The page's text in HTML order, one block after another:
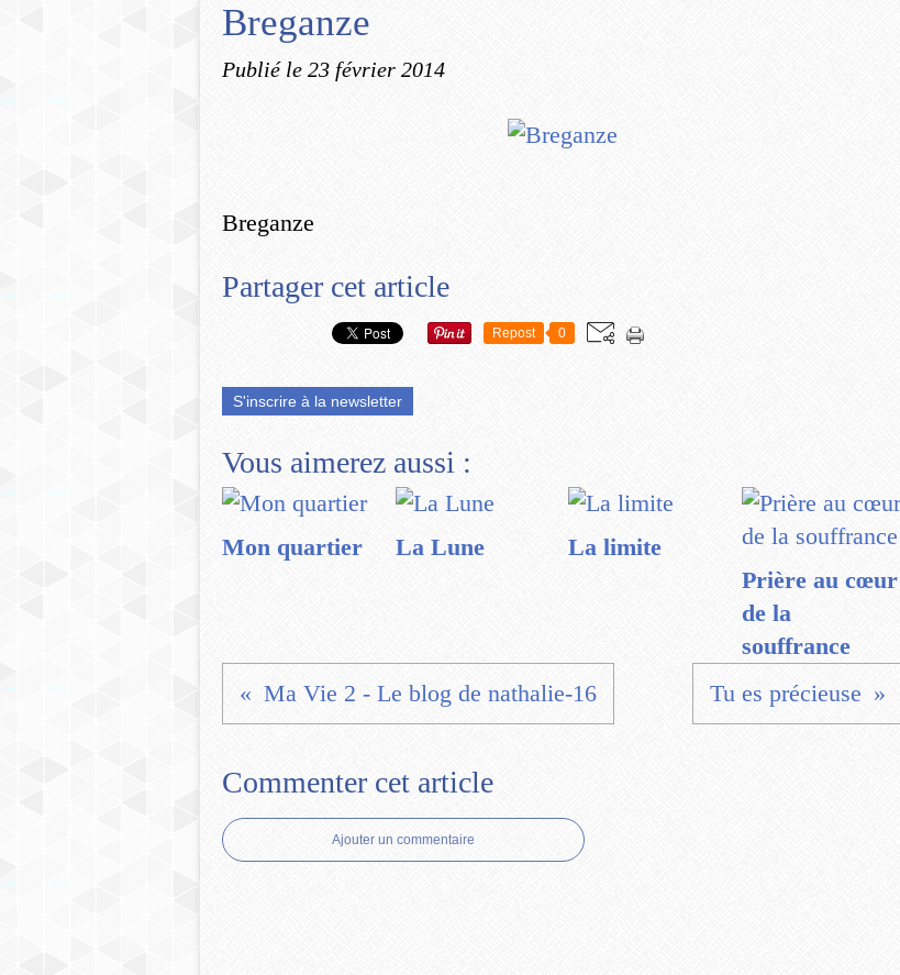
Breganze
Publié le 23 février 2014
Breganze
Partager cet article
Repost 0
S'inscrire à la newsletter
Vous aimerez aussi :
Mon quartier La Lune
La limite
Prière au cœur
de la
souffrance
Ma Vie 2 - Le blog de nathalie-16
Tu es précieuse
Commenter cet article
Ajouter un commentaire